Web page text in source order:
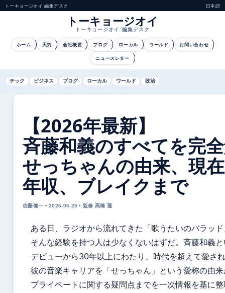
トーキョージオイ 編集デスク 日本語
トーキョージオイ
トーキョージオイ 編集デスク
ホーム 天気 会社概要 ブログ ローカル ワールド お問い合わせ
ニュースレター
テック ビジネス ブログ ローカル ワールド 政治
【2026年最新】
斉藤和義のすべてを完
せっちゃんの由来、現
年収、ブレイクまで
佐藤健一 • 2026-06-25 • 監修 高橋 蓮
ある日、ラジオから流れてきた「歌うたいのバラッ
そんな経験を持つ人は少なくないはずだ。斉藤和義
デビューから30年以上にわたり、時代を超えて愛さ
彼の音楽キャリアを「せっちゃん」という愛称の由
プライベートに関する疑問点までを一次情報を基に